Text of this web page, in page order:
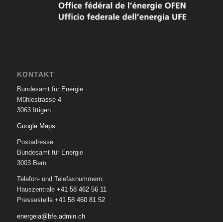
KONTAKT
Bundesamt für Energie
Mühlestrasse 4
3063 Ittigen
Google Maps
Postadresse:
Bundesamt für Energie
3003 Bern
Telefon- und Telefaxnummern:
Hauszentrale +41 58 462 56 11
Pressestelle +41 58 460 81 52
energeia@bfe.admin.ch